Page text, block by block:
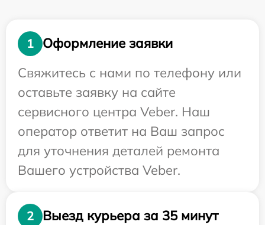
1
Оформление заявки
Свяжитесь с нами по телефону или
оставьте заявку на сайте
сервисного центра Veber. Наш
оператор ответит на Ваш запрос
для уточнения деталей ремонта
Вашего устройства Veber.
2
Выезд курьера за 35 минут